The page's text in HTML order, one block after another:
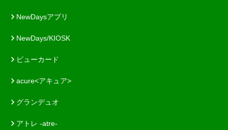
NewDaysアプリ
NewDays/KIOSK
ビューカード
acure<アキュア>
グランデュオ
アトレ -atre-